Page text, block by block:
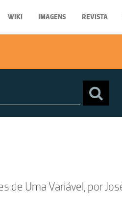
WIKI IMAGENS REVISTA
de Uma Variável, por